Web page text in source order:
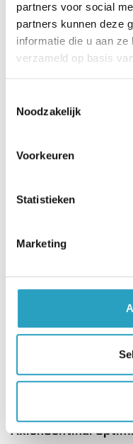
partners voor social
partners kunnen deze
informatie die u aan
verzameld op basis
Noodzakelijk
Voorkeuren
Statistieken
Marketing
staat je snel in te
locaties en
Je spreekt
flexpool bij
Zet jouw talenten
AxionContinu in
Wil je meer
whatsapp dan met
Goed om te weten:
wij een Verklaring
AxionContinu.